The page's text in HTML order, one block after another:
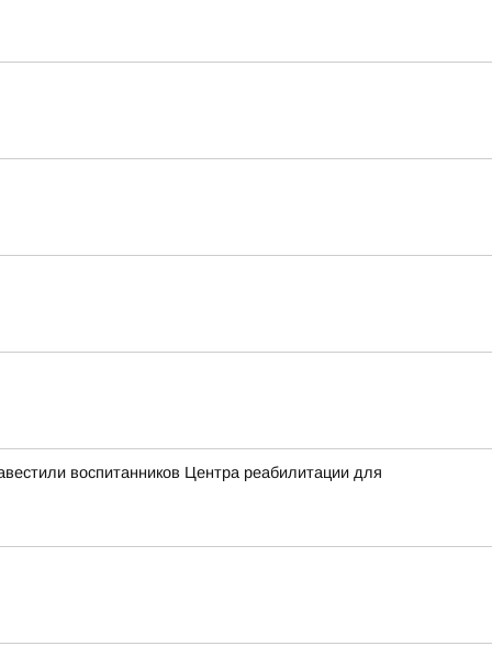
воспитанников Центра реабилитации для